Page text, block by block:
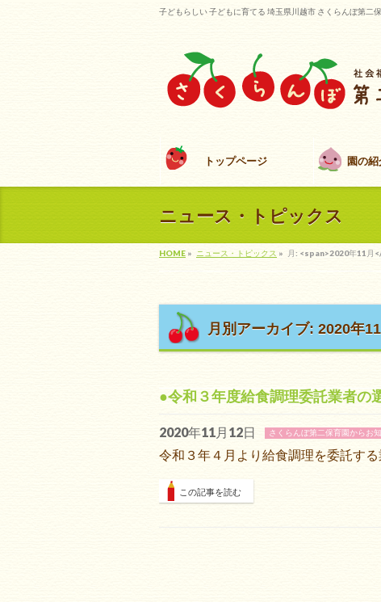
子どもらしい 子どもに育てる 埼玉県川越市 さくらんぼ第二
トップページ 園の
ニュース・トピックス
HOME » ニュース・トピックス » 月: <span>2020年11月
月別アーカイブ: 2020年11
●令和３年度給食調理委託業者の
2020年11月12日 さくらんぼ第二保育園からお
令和３年４月より給食調理を委託す
この記事を読む